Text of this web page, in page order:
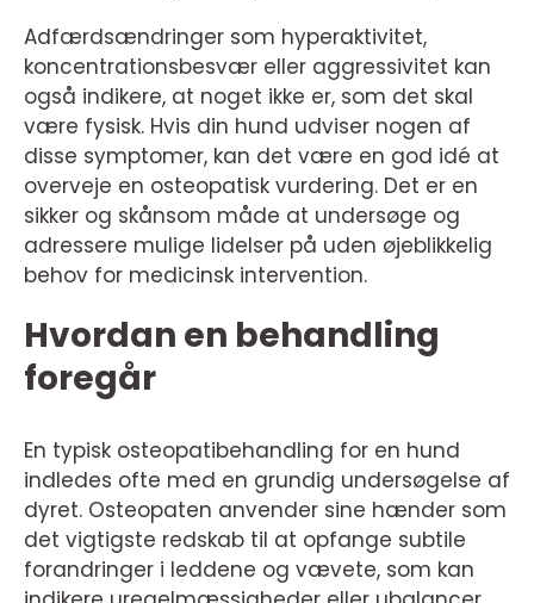
Adfærdsændringer som hyperaktivitet,
koncentrationsbesvær eller aggressivitet kan
også indikere, at noget ikke er, som det skal
være fysisk. Hvis din hund udviser nogen af
disse symptomer, kan det være en god idé at
overveje en osteopatisk vurdering. Det er en
sikker og skånsom måde at undersøge og
adressere mulige lidelser på uden øjeblikkelig
behov for medicinsk intervention.
Hvordan en behandling
foregår
En typisk osteopatibehandling for en hund
indledes ofte med en grundig undersøgelse af
dyret. Osteopaten anvender sine hænder som
det vigtigste redskab til at opfange subtile
forandringer i leddene og vævete, som kan